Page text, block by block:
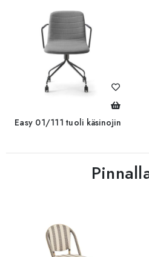
Easy 01/111 tuoli käsinojin